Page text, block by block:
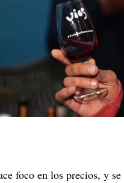
foco en los precios, y